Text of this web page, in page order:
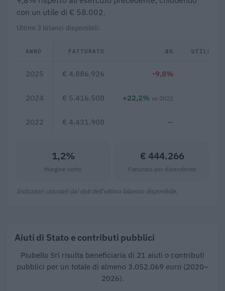
con un utile di € 58.002.
Ultimi 3 bilanci disponibili.
ANNO FATTURATO Δ% UTILE/
2025 € 4.886.926 -9,8%
2024 € 5.416.508 +22,2% vs 2022
2022 € 4.431.908 —
1,2%
Margine netto
€ 444.266
Fatturato per dipendente
Indicatori calcolati dai dati dell'ultimo bilancio disponibile.
Aiuti di Stato e contributi pubblici
Piubello Srl risulta beneficiaria di 21 aiuti o contributi
pubblici per un totale di almeno 3.052.069 euro (2020–
2026).